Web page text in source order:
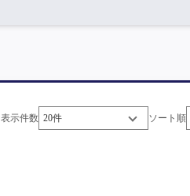
表示件数 ソート順